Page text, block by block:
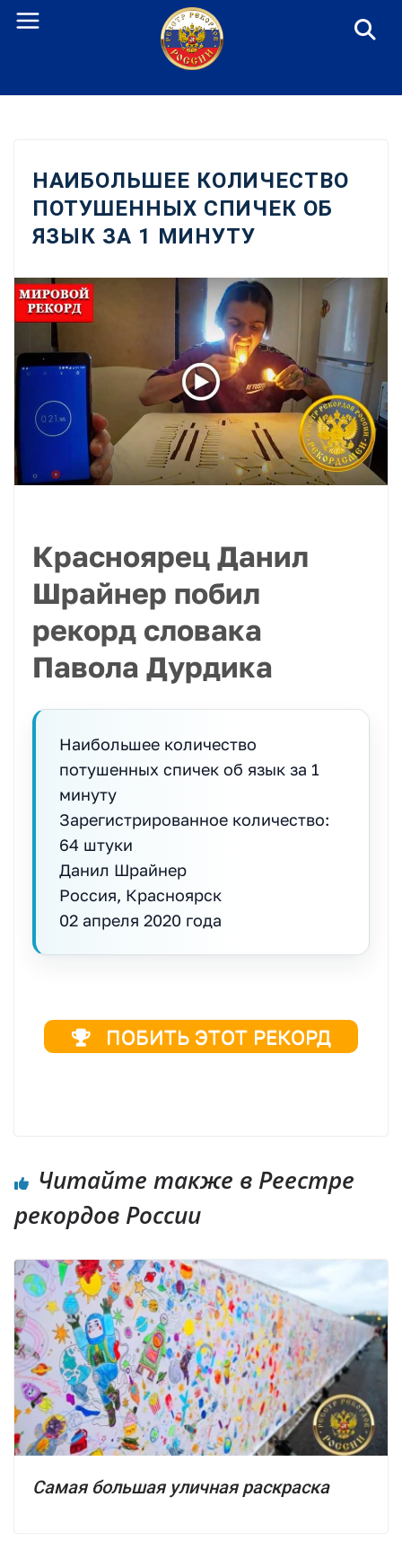
Перейти
НАИБОЛЬШЕЕ КОЛИЧЕСТВО
ПОТУШЕННЫХ СПИЧЕК ОБ
ЯЗЫК ЗА 1 МИНУТУ
Красноярец Данил
Шрайнер побил
рекорд словака
Павола Дурдика
Наибольшее количество
потушенных спичек об язык за 1
минуту
Зарегистрированное количество:
64 штуки
Данил Шрайнер
Россия, Красноярск
02 апреля 2020 года
ПОБИТЬ ЭТОТ РЕКОРД
Читайте также в Реестре
рекордов России
Самая большая уличная раскраска